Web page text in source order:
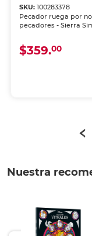
SKU:100283378
Pecador ruega por
pecadores - Sierra
$359.00
Nuestra